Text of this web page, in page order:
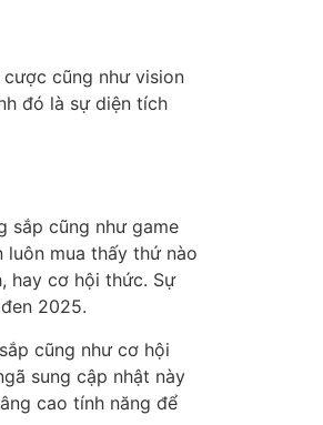
cũng như vision
đó là sự diện tích
sắp cũng như game
luôn mua thấy thứ nào
hay cơ hội thức. Sự
2025.
cũng như cơ hội
sung cập nhật này
cao tính năng để